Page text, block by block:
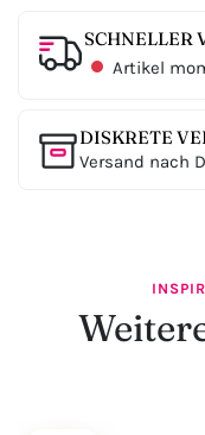
SCHNELLER
Artikel
DISKRETE
Versand nach